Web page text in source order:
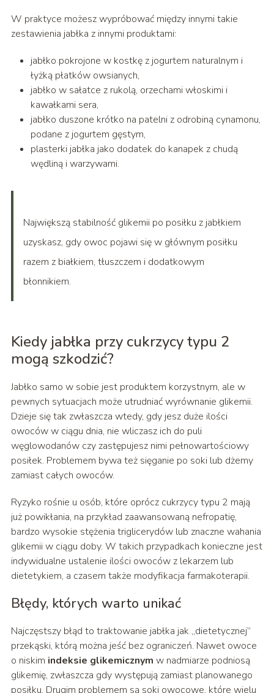
W praktyce możesz wypróbować między innymi takie
zestawienia jabłka z innymi produktami:
jabłko pokrojone w kostkę z jogurtem naturalnym i
łyżką płatków owsianych,
jabłko w sałatce z rukolą, orzechami włoskimi i
kawałkami sera,
jabłko duszone krótko na patelni z odrobiną cynamonu,
podane z jogurtem gęstym,
plasterki jabłka jako dodatek do kanapek z chudą
wędliną i warzywami.
Największą stabilność glikemii po posiłku z jabłkiem
uzyskasz, gdy owoc pojawi się w głównym posiłku
razem z białkiem, tłuszczem i dodatkowym
błonnikiem.
Kiedy jabłka przy cukrzycy typu 2
mogą szkodzić?
Jabłko samo w sobie jest produktem korzystnym, ale w
pewnych sytuacjach może utrudniać wyrównanie glikemii.
Dzieje się tak zwłaszcza wtedy, gdy jesz duże ilości
owoców w ciągu dnia, nie wliczasz ich do puli
węglowodanów czy zastępujesz nimi pełnowartościowy
posiłek. Problemem bywa też sięganie po soki lub dżemy
zamiast całych owoców.
Ryzyko rośnie u osób, które oprócz cukrzycy typu 2 mają
już powikłania, na przykład zaawansowaną nefropatię,
bardzo wysokie stężenia triglicerydów lub znaczne wahania
glikemii w ciągu doby. W takich przypadkach konieczne jest
indywidualne ustalenie ilości owoców z lekarzem lub
dietetykiem, a czasem także modyfikacja farmakoterapii.
Błędy, których warto unikać
Najczęstszy błąd to traktowanie jabłka jak „dietetycznej”
przekąski, którą można jeść bez ograniczeń. Nawet owoce
o niskim indeksie glikemicznym w nadmiarze podniosą
glikemię, zwłaszcza gdy występują zamiast planowanego
posiłku. Drugim problemem są soki owocowe, które wielu